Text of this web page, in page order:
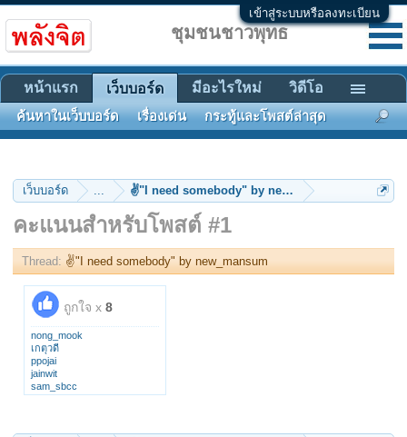
เข้าสู่ระบบหรือลงทะเบียน
เว็บบอร์ด ... ✌"I need somebody" by new_mansum
คะแนนสำหรับโพสต์ #1
Thread: ✌"I need somebody" by new_mansum
ถูกใจ x 8
nong_mook
เกตุวดี
ppojai
jainwit
sam_sbcc
renai
ชุมชนชาวพุทธ
หน้าแรก เว็บบอร์ด
ค้นหาในเว็บบอร์ด เรื่องเด่น กระทู้และโพสต์ล่าสุด
มีอะไรใหม่ วิดีโอ